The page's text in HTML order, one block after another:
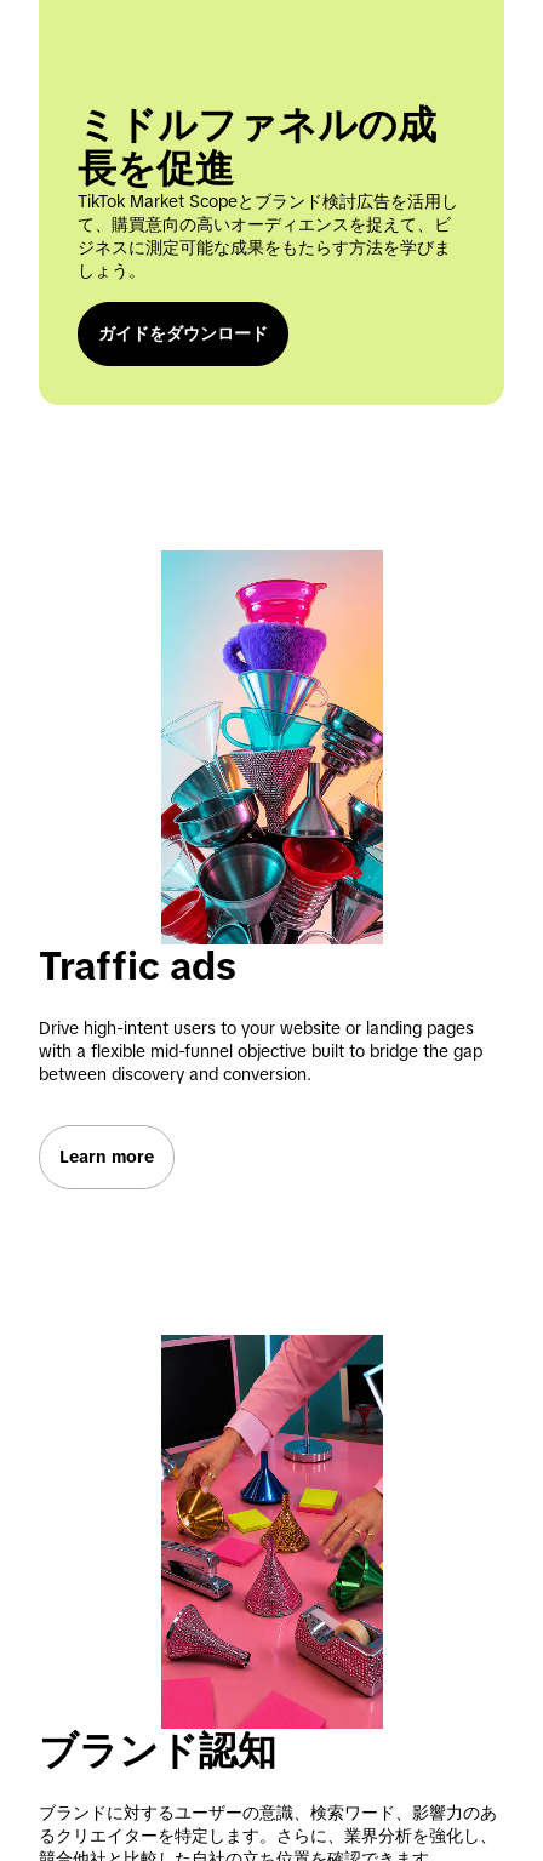
ミドルファネルの成
長を促進
TikTok Market Scopeとブランド検討広告を活用し
て、購買意向の高いオーディエンスを捉えて、ビ
ジネスに測定可能な成果をもたらす方法を学びま
しょう。
ガイドをダウンロード
Traffic ads
Drive high-intent users to your website or landing pages
with a flexible mid-funnel objective built to bridge the gap
between discovery and conversion.
Learn more
ブランド認知
ブランドに対するユーザーの意識、検索ワード、影響力のあ
るクリエイターを特定します。さらに、業界分析を強化し、